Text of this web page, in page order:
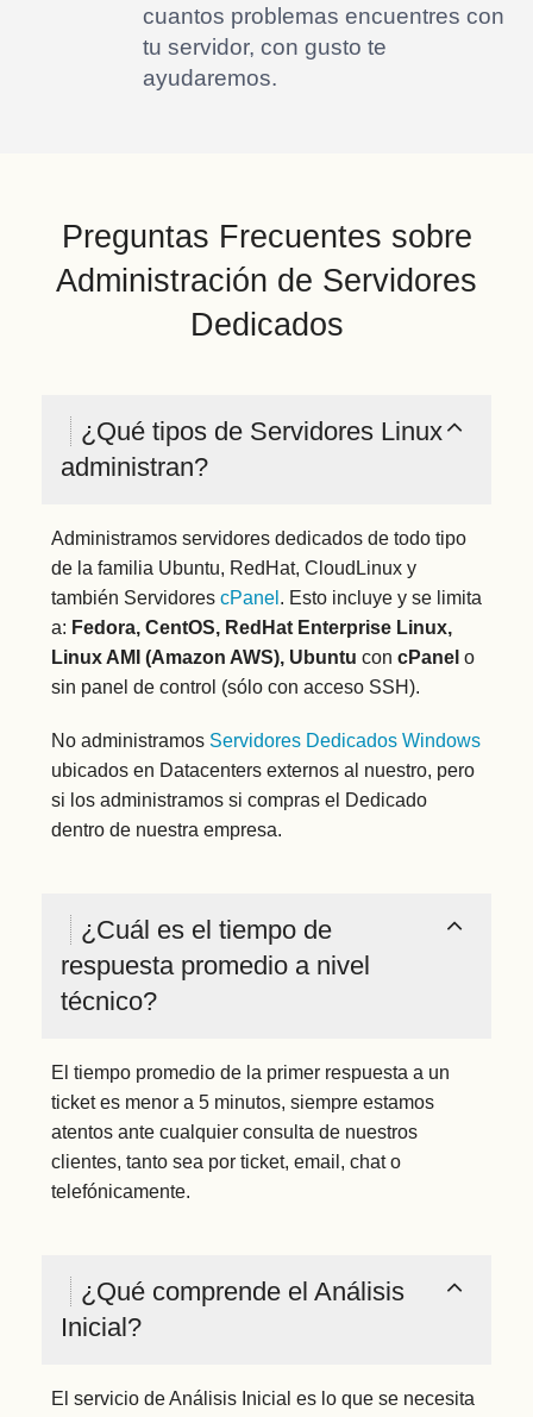
cuantos problemas encuentres con
tu servidor, con gusto te
ayudaremos.
Preguntas Frecuentes sobre
Administración de Servidores
Dedicados
¿Qué tipos de Servidores Linux
administran?
Administramos servidores dedicados de todo tipo
de la familia Ubuntu, RedHat, CloudLinux y
también Servidores cPanel . Esto incluye y se limita
a: Fedora, CentOS, RedHat Enterprise Linux,
Linux AMI (Amazon AWS), Ubuntu con cPanel o
sin panel de control (sólo con acceso SSH).
No administramos Servidores Dedicados Windows
ubicados en Datacenters externos al nuestro, pero
si los administramos si compras el Dedicado
dentro de nuestra empresa.
¿Cuál es el tiempo de
respuesta promedio a nivel
técnico?
El tiempo promedio de la primer respuesta a un
ticket es menor a 5 minutos, siempre estamos
atentos ante cualquier consulta de nuestros
clientes, tanto sea por ticket, email, chat o
telefónicamente.
¿Qué comprende el Análisis
Inicial?
El servicio de Análisis Inicial es lo que se necesita